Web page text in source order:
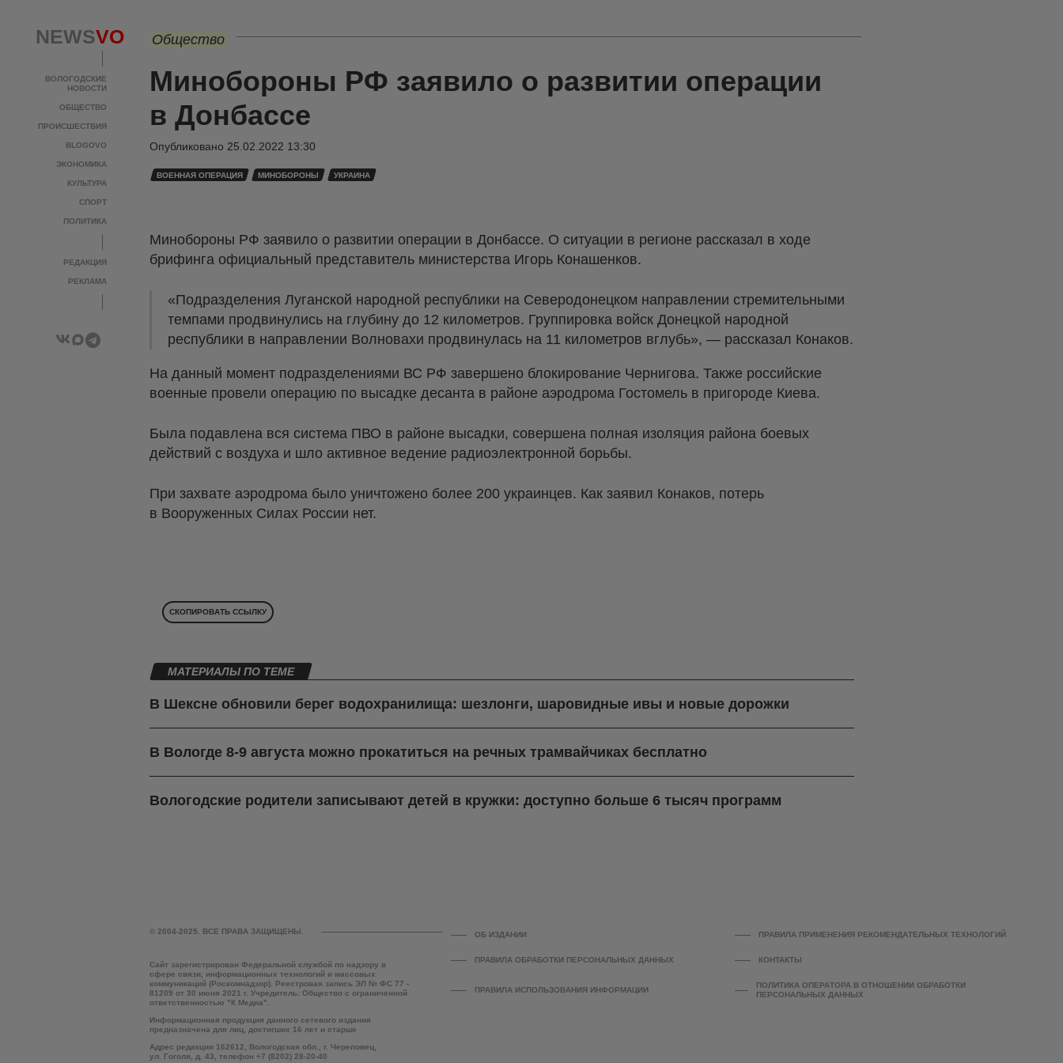
NEWSVO
ВОЛОГОДСКИЕ
НОВОСТИ
ОБЩЕСТВО
ПРОИСШЕСТВИЯ
BLOGOVO
ЭКОНОМИКА
КУЛЬТУРА
СПОРТ
ПОЛИТИКА
РЕДАКЦИЯ
РЕКЛАМА
Общество
Минобороны РФ заявило о развитии операции
в Донбассе
Опубликовано 25.02.2022 13:30
ВОЕННАЯ ОПЕРАЦИЯ МИНОБОРОНЫ УКРАИНА
Минобороны РФ заявило о развитии операции в Донбассе. О ситуации в регионе рассказал в ходе
брифинга официальный представитель министерства Игорь Конашенков.
«Подразделения Луганской народной республики на Северодонецком направлении стремительными
темпами продвинулись на глубину до 12 километров. Группировка войск Донецкой народной
республики в направлении Волновахи продвинулась на 11 километров вглубь», — рассказал Конаков.
На данный момент подразделениями ВС РФ завершено блокирование Чернигова. Также российские
военные провели операцию по высадке десанта в районе аэродрома Гостомель в пригороде Киева.
Была подавлена вся система ПВО в районе высадки, совершена полная изоляция района боевых
действий с воздуха и шло активное ведение радиоэлектронной борьбы.
При захвате аэродрома было уничтожено более 200 украинцев. Как заявил Конаков, потерь
в Вооруженных Силах России нет.
СКОПИРОВАТЬ ССЫЛКУ
МАТЕРИАЛЫ ПО ТЕМЕ
В Шексне обновили берег водохранилища: шезлонги, шаровидные ивы и новые дорожки
В Вологде 8-9 августа можно прокатиться на речных трамвайчиках бесплатно
Вологодские родители записывают детей в кружки: доступно больше 6 тысяч программ
© 2004-2025. ВСЕ ПРАВА ЗАЩИЩЕНЫ.
Сайт зарегистрирован Федеральной службой по надзору в
сфере связи, информационных технологий и массовых
коммуникаций (Роскомнадзор). Реестровая запись ЭЛ № ФС 77 -
81209 от 30 июня 2021 г. Учредитель: Общество с ограниченной
ответственностью "К Медиа".
Информационная продукция данного сетевого издания
предназначена для лиц, достигших 16 лет и старше
Адрес редакции 162612, Вологодская обл., г. Череповец,
ул. Гоголя, д. 43, телефон +7 (8202) 28-20-40
ОБ ИЗДАНИИ ПРАВИЛА ПРИМЕНЕНИЯ РЕКОМЕНДАТЕЛЬНЫХ ТЕХНОЛОГИЙ
ПРАВИЛА ОБРАБОТКИ ПЕРСОНАЛЬНЫХ ДАННЫХ КОНТАКТЫ
ПРАВИЛА ИСПОЛЬЗОВАНИЯ ИНФОРМАЦИИ
ПОЛИТИКА ОПЕРАТОРА В ОТНОШЕНИИ ОБРАБОТКИ
ПЕРСОНАЛЬНЫХ ДАННЫХ